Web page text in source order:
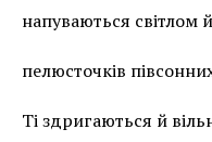
напуваються світлом
пелюсточків
Ті здригаються й